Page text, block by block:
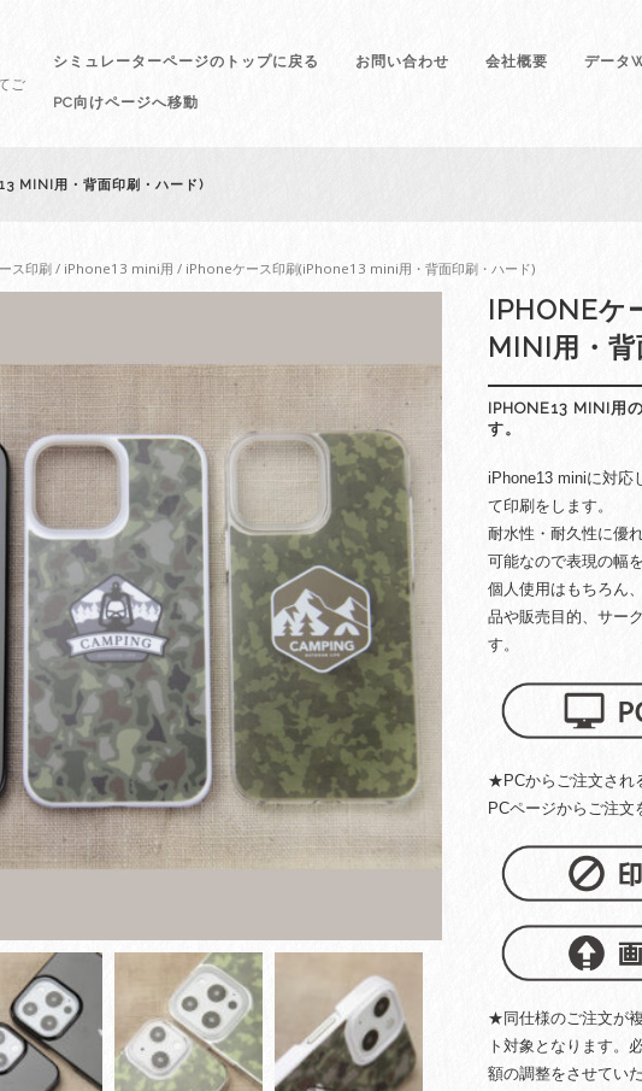
ご
シミュレーターページのトップに戻る お問い合わせ 会社概要 データ
PC向けページへ移動
MINI用・背面印刷・ハード)
ス印刷 / iPhone13 mini用 / iPhoneケース印刷(iPhone13 mini用・背面印刷・ハード)
IPHONE
MINI用・
IPHONE13 MINI用
す。
iPhone13 miniに対応
て印刷をします。
耐水性・耐久性に優
可能なので表現の幅
個人使用はもちろん
品や販売目的、サー
す。
★PCからご注文され
PCページからご注文
★同仕様のご注文が
ト対象となります。
額の調整をさせてい